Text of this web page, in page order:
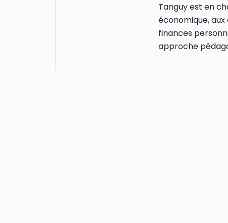
Tanguy est en
économique,
finances
approche